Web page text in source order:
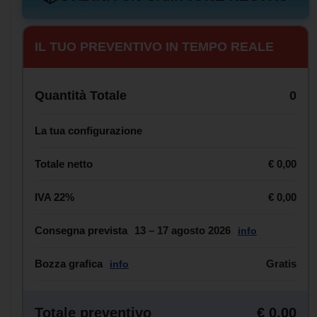
IL TUO PREVENTIVO IN TEMPO REALE
Quantità Totale 0
La tua configurazione
Totale netto € 0,00
IVA 22% € 0,00
Consegna prevista 13 – 17 agosto 2026 info
Bozza grafica info Gratis
Totale preventivo € 0,00